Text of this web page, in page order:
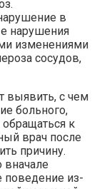
в
нарушения
изменениями
сосудов,
выявить, с чем
больного,
к
врач после
причину.
вначале
поведение из-